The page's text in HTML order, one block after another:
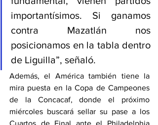
importantísimos. Si ganamos
contra Mazatlán nos
posicionamos en la tabla dentro
de Liguilla”, señaló.
Además, el América también tiene la
mira puesta en la Copa de Campeones
de la Concacaf, donde el próximo
miércoles buscará sellar su pase a los
Cuartos de Final ante el Philadelphia